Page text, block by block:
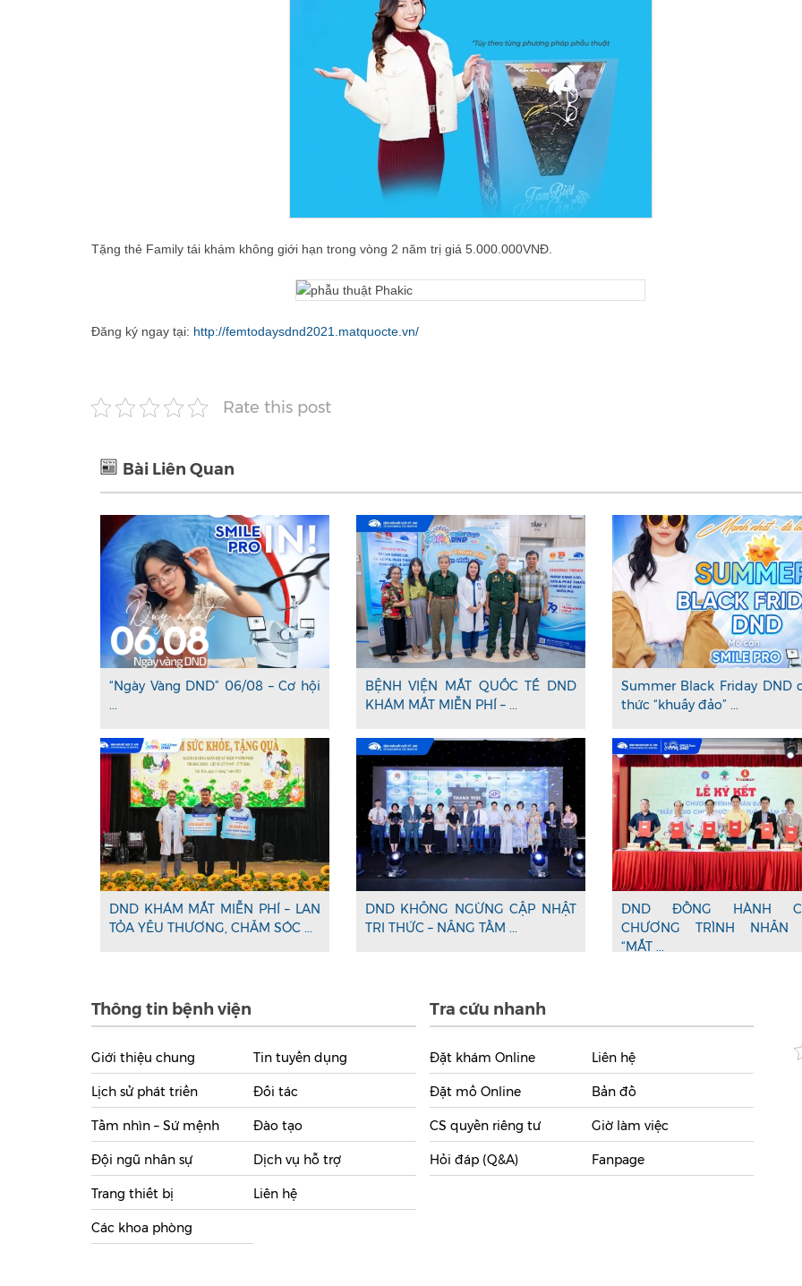
Tặng thẻ Family tái khám không giới hạn trong vòng 2 năm trị giá 5.000.000VNĐ.
Đăng ký ngay tại: http://femtodaysdnd2021.matquocte.vn/
Rate this post
Bài Liên Quan
“Ngày Vàng DND” 06/08 – Cơ hội
...
BỆNH VIỆN MẮT QUỐC TẾ DND
KHÁM MẮT MIỄN PHÍ – ...
Summer Black Friday DND
thức “khuấy đảo” ...
DND KHÁM MẮT MIỄN PHÍ – LAN
TỎA YÊU THƯƠNG, CHĂM SÓC ...
DND KHÔNG NGỪNG CẬP NHẬT
TRI THỨC – NÂNG TẦM ...
DND ĐỒNG HÀNH
CHƯƠNG TRÌNH NHÂN
“MẮT ...
Thông tin bệnh viện
Giới thiệu chung
Lịch sử phát triển
Tầm nhìn – Sứ mệnh
Đội ngũ nhân sự
Trang thiết bị
Các khoa phòng
Tin tuyển dụng
Đối tác
Đào tạo
Dịch vụ hỗ trợ
Liên hệ
Tra cứu nhanh
Đặt khám Online
Đặt mổ Online
CS quyền riêng tư
Hỏi đáp (Q&A)
Liên hệ
Bản đồ
Giờ làm việc
Fanpage